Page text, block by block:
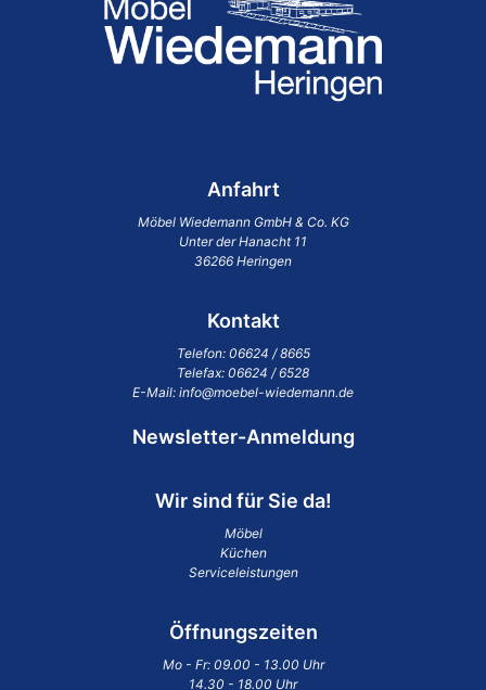
Anfahrt
Möbel Wiedemann GmbH & Co. KG
Unter der Hanacht 11
36266 Heringen
Kontakt
Telefon: 06624 / 8665
Telefax: 06624 / 6528
E-Mail: info@moebel-wiedemann.de
Newsletter-Anmeldung
Wir sind für Sie da!
Möbel
Küchen
Serviceleistungen
Öffnungszeiten
Mo - Fr: 09.00 - 13.00 Uhr
14.30 - 18.00 Uhr